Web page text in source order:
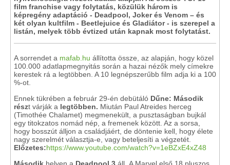
film franchise vagy folytatás, közülük három is
képregény adaptáció - Deadpool, Joker és Venom – és
két olyan kultfilm - Beetlejuice és Gladiátor - is szerepel a
listán, melyek több évtized után kapnak most folytatást.
A sorrendet a mafab.hu állította össze, az alapján, hogy közel
100.000 adatlapmegnyitás során a hazai nézők mely címekre
kerestek rá a legtöbben. A 10 legnépszerűbb film adja ki a 100
%-ot.
Ennek tükrében a február 29-én debütáló Dűne: Második
részt várják a legtöbben. Miután Paul Atreides herceg
(Timothée Chalamet) megmenekült, a pusztaságban bujkál
egy titokzatos nomád nép, a fremenek között. Az a sorsa,
hogy bosszút álljon a családjáért, de döntenie kell, hogy élete
nagy szerelmét választja-e, vagy beteljesíti a végzetét.
Előzetes:https://www.youtube.com/watch?v=1eBZxE4xZ48